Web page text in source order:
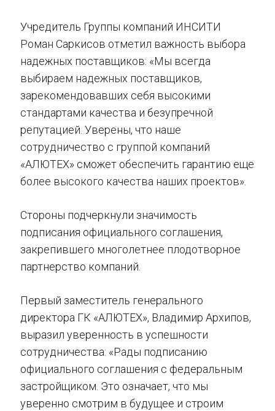
Учредитель Группы компаний ИНСИТИ
Роман Саркисов отметил важность выбора
надежных поставщиков: «Мы всегда
выбираем надежных поставщиков,
зарекомендовавших себя высокими
стандартами качества и безупречной
репутацией. Уверены, что наше
сотрудничество с группой компаний
«АЛЮТЕХ» сможет обеспечить гарантию еще
более высокого качества наших проектов».
Стороны подчеркнули значимость
подписания официального соглашения,
закрепившего многолетнее плодотворное
партнерство компаний.
Первый заместитель генерального
директора ГК «АЛЮТЕХ», Владимир Архипов,
выразил уверенность в успешности
сотрудничества: «Рады подписанию
официального соглашения с федеральным
застройщиком. Это означает, что мы
уверенно смотрим в будущее и строим